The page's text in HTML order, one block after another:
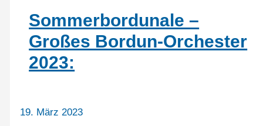
Sommerbordunale –
Großes Bordun-Orchester
2023:
19. März 2023